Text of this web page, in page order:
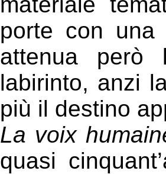
porte con una
attenua
labirinto, anzi
più il destino
La voix
quasi